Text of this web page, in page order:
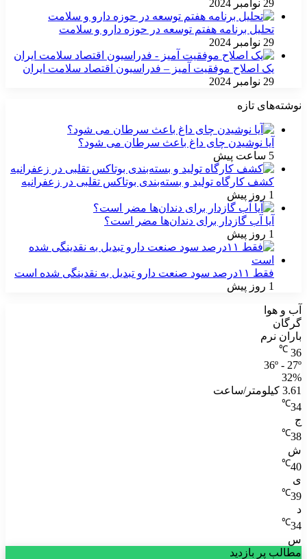
29 نوامبر 2024
تحلیل برنامه هفتم توسعه در حوزه دارو و سلامت
29 نوامبر 2024
یک اصلاح موفقیت آمیز – فدراسیون اقتصاد سلامت ایران
29 نوامبر 2024
نوشته‌های تازه
آیا نوشیدن چای داغ باعث سرطان می شود؟
5 ساعت پیش
کشف کارگاه تولید و بسته‌بندی بوتاکس تقلبی در زعفرانیه
1 روز پیش
آیا آب گازدار برای دندان‌ها مضر است؟
1 روز پیش
فقط ۱۱‌درصد سود صنعت دارو تبدیل به نقدینگی شده است
1 روز پیش
آب و هوا
گرگان
باران نرم
36
℃
36º - 27º
32%
3.61 کیلومتر/ساعت
34
℃
ج
38
℃
ش
40
℃
ی
39
℃
د
34
℃
س
مطالب پر بازدید